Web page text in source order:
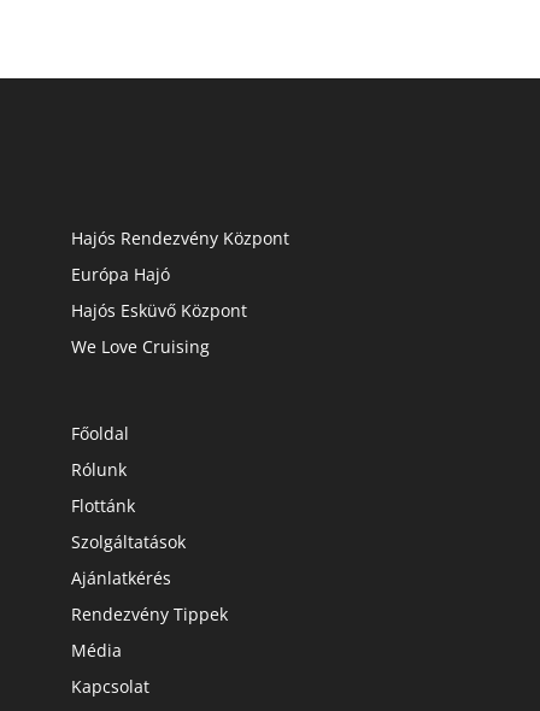
Hajós Rendezvény Központ
Európa Hajó
Hajós Esküvő Központ
We Love Cruising
Főoldal
Rólunk
Flottánk
Szolgáltatások
Ajánlatkérés
Rendezvény Tippek
Média
Kapcsolat